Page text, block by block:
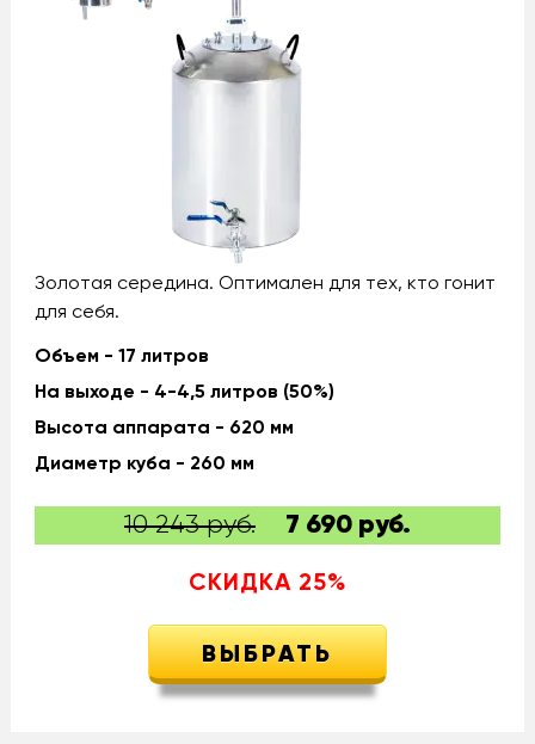
Золотая середина. Оптимален для тех, кто гонит
для себя.
Объем - 17 литров
На выходе - 4-4,5 литров (50%)
Высота аппарата - 620 мм
Диаметр куба - 260 мм
10 243 руб. 7 690руб.
СКИДКА 25%
ВЫБРАТЬ